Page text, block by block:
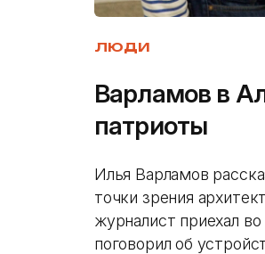
ЛЮДИ
Варламов в
патриоты
Илья Варламов
точки зрения
журналист приехал
поговорил об